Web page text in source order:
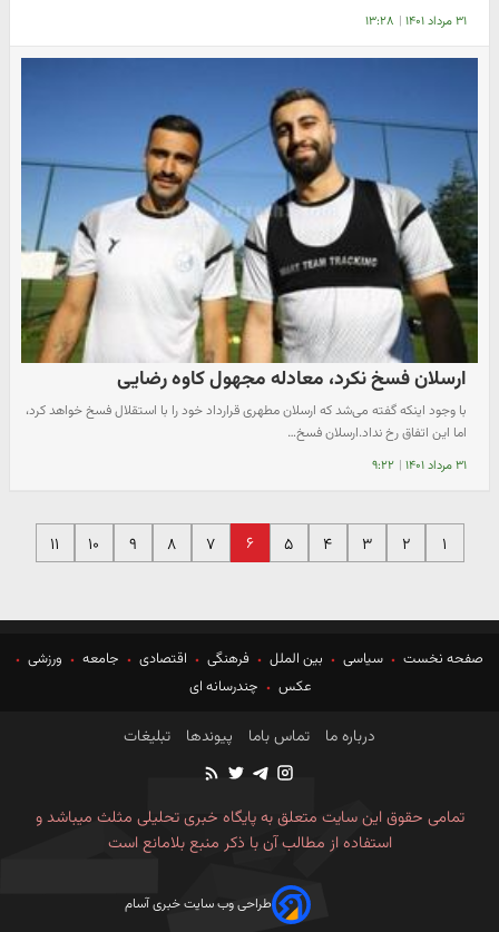
۳۱ مرداد ۱۴۰۱ | ۱۳:۲۸
ارسلان فسخ نکرد، معادله مجهول کاوه رضایی
با وجود اینکه گفته می‌شد که ارسلان مطهری قرارداد خود را با استقلال فسخ خواهد کرد،
اما این اتفاق رخ نداد.ارسلان فسخ…
۳۱ مرداد ۱۴۰۱ | ۹:۲۲
۱ ۲ ۳ ۴ ۵ ۶ ۷ ۸ ۹ ۱۰ ۱۱
صفحه نخست سیاسی بین الملل فرهنگی اقتصادی جامعه
ورزشی
عکس
چندرسانه ای
درباره ما تماس باما پیوندها تبلیغات
تمامی حقوق این سایت متعلق به پایگاه خبری تحلیلی مثلث میباشد و
استفاده از مطالب آن با ذکر منبع بلامانع است
طراحی وب سایت خبری آسام